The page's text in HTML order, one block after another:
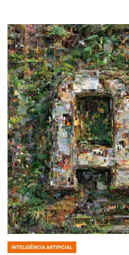
POSTED
INTELIGÊNCIA ARTIFICIAL